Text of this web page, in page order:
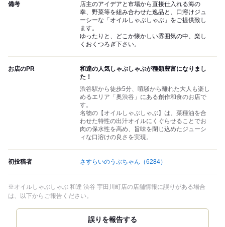
備考
店主のアイデアと市場から直接仕入れる海の
幸、野菜等を組み合わせた逸品と、口溶けジュ
ーシーな「オイルしゃぶしゃぶ」をご提供致し
ます。
ゆったりと、どこか懐かしい雰囲気の中、楽し
くおくつろぎ下さい。
お店のPR
和達の人気しゃぶしゃぶが種類豊富になりまし
た！
渋谷駅から徒歩5分、喧騒から離れた大人も楽し
めるエリア「奥渋谷」にある創作和食のお店で
す。
名物の【オイルしゃぶしゃぶ】は、菜種油を合
わせた特性の出汁オイルにくぐらせることでお
肉の保水性を高め、旨味を閉じ込めたジューシ
ィな口溶けの良さを実現。
初投稿者 さすらいのうぶちゃん （6284）
※オイルしゃぶしゃぶ 和達 渋谷 宇田川町店の店舗情報に誤りがある場合
は、以下からご報告ください。
誤りを報告する